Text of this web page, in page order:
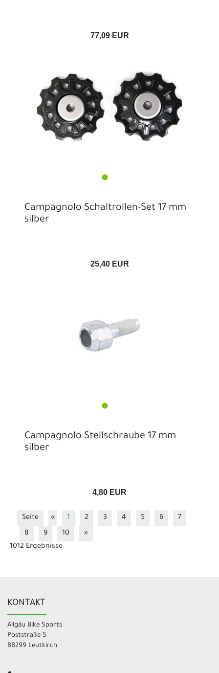
77,09 EUR
Campagnolo Schaltrollen-Set 17 mm
silber
25,40 EUR
Campagnolo Stellschraube 17 mm
silber
4,80 EUR
Seite « 1 2 3 4 5 6
7
8
9 10
»
1012 Ergebnisse
KONTAKT
Allgäu Bike Sports
Poststraße 5
88299 Leutkirch